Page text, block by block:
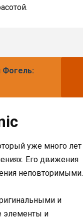
Фогель:
уже много лет
Его движения
неповторимыми.
и
элементы и